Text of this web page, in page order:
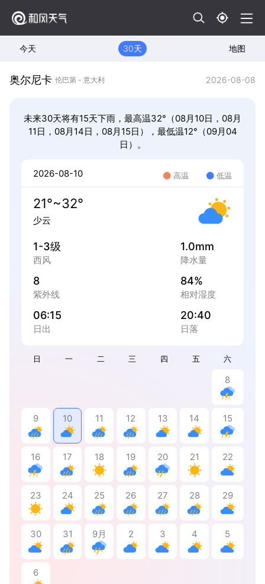
今天 30天 地图
奥尔尼卡 伦巴第 - 意大利 2026-08-08
未来30天将有15天下雨，最高温32°（08月10日，08月
11日，08月14日，08月15日），最低温12°（09月04
日）。
日 一 二 三 四 五 六
8
9 10 11 12 13 14 15
16 17 18 19 20 21 22
23 24 25 26 27 28 29
30 31 9月 2 3 4 5
6
2026-08-10 高温 低温
21°~32°
少云
1-3级
西风
1.0mm
降水量
8
紫外线
84%
相对湿度
06:15
日出
20:40
日落